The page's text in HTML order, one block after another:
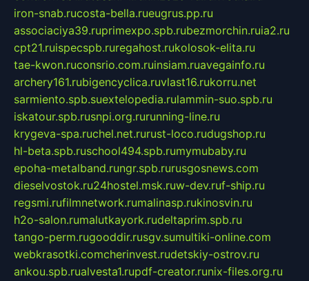
iron-snab.rucosta-bella.rueugrus.pp.ru
associaciya39.ruprimexpo.spb.rubezmorchin.ruia2.ru
cpt21.ruispecspb.ruregahost.rukolosok-elita.ru
tae-kwon.ruconsrio.com.ruinsiam.ruavegainfo.ru
archery161.rubigencyclica.ruvlast16.rukorru.net
sarmiento.spb.suextelopedia.rulammin-suo.spb.ru
iskatour.spb.rusnpi.org.rurunning-line.ru
krygeva-spa.ruchel.net.rurust-loco.rudugshop.ru
hl-beta.spb.ruschool494.spb.rumymubaby.ru
epoha-metalband.rungr.spb.rurusgosnews.com
dieselvostok.ru24hostel.msk.ruw-dev.ruf-ship.ru
regsmi.rufilmnetwork.rumalinasp.rukinosvin.ru
h2o-salon.rumalutkayork.rudeltaprim.spb.ru
tango-perm.rugooddir.rusgv.sumultiki-online.com
webkrasotki.comcherinvest.rudetskiy-ostrov.ru
ankou.spb.rualvesta1.rupdf-creator.runix-files.org.ru